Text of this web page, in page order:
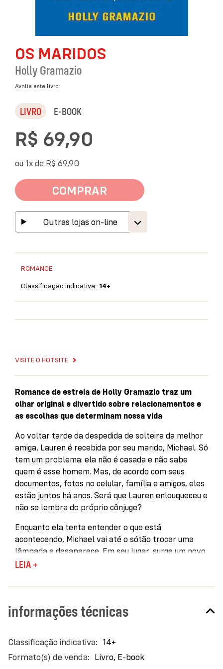
Galeria
imagens
OS MARIDOS
Holly Gramazio
Avalie este livro
LIVRO E-BOOK
COMPRAR
R$ 69,90
ou 1x de R$ 69,90
Outras lojas on-line
ROMANCE
Classificação indicativa: 14+
VISITE O HOTSITE
Romance de estreia de Holly Gramazio traz um
olhar original e divertido sobre relacionamentos e
as escolhas que determinam nossa vida
Ao voltar tarde da despedida de solteira da melhor
amiga, Lauren é recebida por seu marido, Michael. Só
tem um problema: ela não é casada e não sabe
quem é esse homem. Mas, de acordo com seus
documentos, fotos no celular, família e amigos, eles
estão juntos há anos. Será que Lauren enlouqueceu e
não se lembra do próprio cônjuge?
Enquanto ela tenta entender o que está
acontecendo, Michael vai até o sótão trocar uma
lâmpada e desaparece. Em seu lugar, surge um novo
homem, que ela também não conhece e que
aspectos importantes de sua vida também
apartamento foi redecorado e todos a sua volta
têm lembranças de uma vida que ela nunca viveu.
Ela decide pedir para o marido subir no sótão
novamente e o impossível acontece mais uma vez:
LEIA +
informações técnicas
Mais
informações
14+
Livro, E-book